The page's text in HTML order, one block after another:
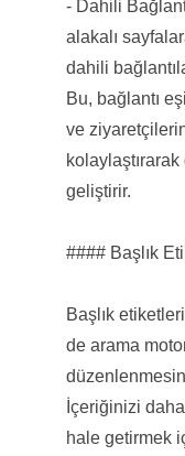
- Dahili
alakalı
dahili
Bu, bağlantı
ve
geliştirir.
#### Başlık
Başlık
de arama
İçeriğinizi
hale getirmek